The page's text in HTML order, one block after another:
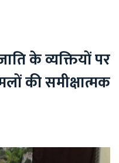
के व्यक्तियों पर
की समीक्षात्मक